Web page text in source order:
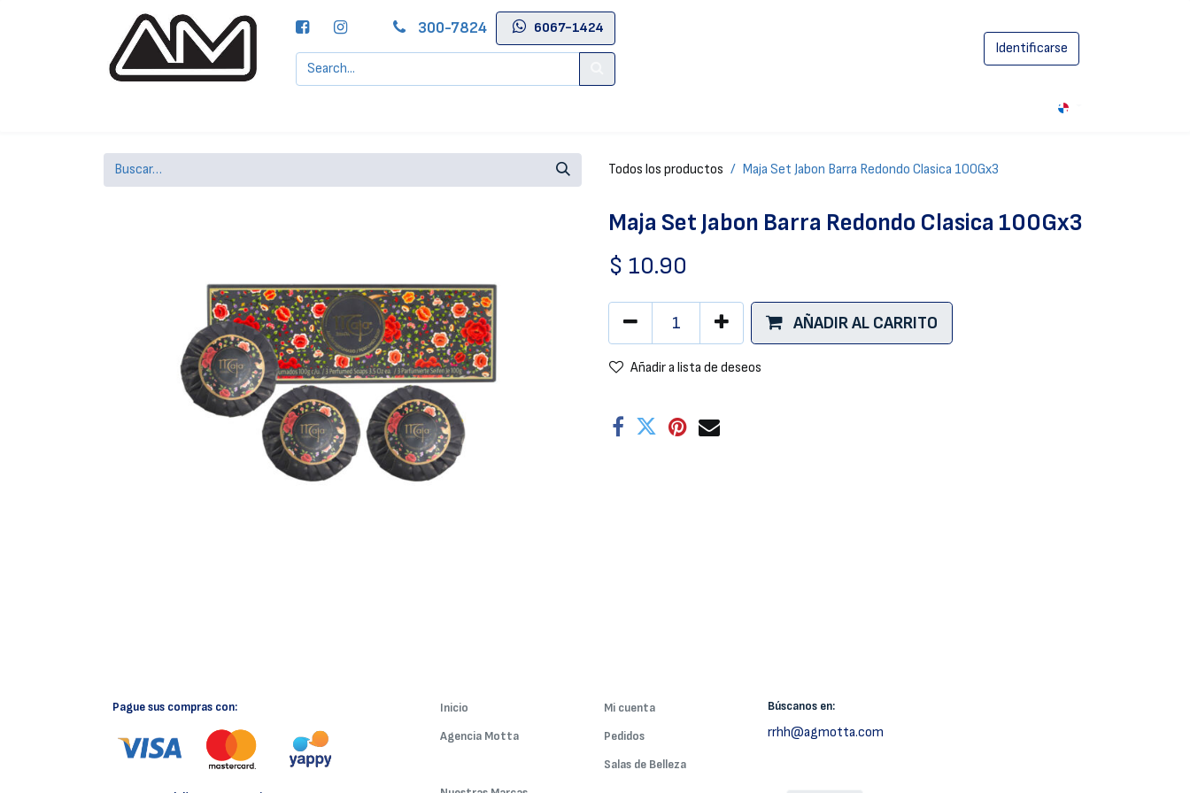
300-7824
6067-1424
Identificarse
Todos los productos Maja Set Jabon Barra Redondo Clasica 100Gx3
Maja Set Jabon Barra Redondo Clasica 100Gx3
$ 10.90
AÑADIR AL CARRITO
Añadir a lista de deseos
Pague sus compras con:
Inicio
Agencia Motta
Mi cuenta
Pedidos
Salas de Belleza
Búscanos en:
rrhh@agmotta.com